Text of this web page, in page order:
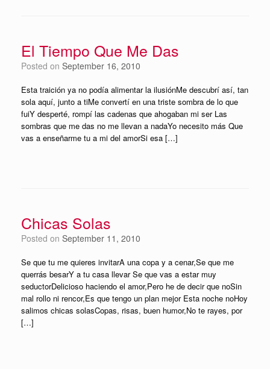
El Tiempo Que Me Das
Posted on September 16, 2010
Esta traición ya no podía alimentar la ilusiónMe descubrí así, tan
sola aquí, junto a tiMe convertí en una triste sombra de lo que
fuiY desperté, rompí las cadenas que ahogaban mi ser Las
sombras que me das no me llevan a nadaYo necesito más Que
vas a enseñarme tu a mi del amorSi esa […]
Chicas Solas
Posted on September 11, 2010
Se que tu me quieres invitarA una copa y a cenar,Se que me
querrás besarY a tu casa llevar Se que vas a estar muy
seductorDelicioso haciendo el amor,Pero he de decir que noSin
mal rollo ni rencor,Es que tengo un plan mejor Esta noche noHoy
salimos chicas solasCopas, risas, buen humor,No te rayes, por
[…]